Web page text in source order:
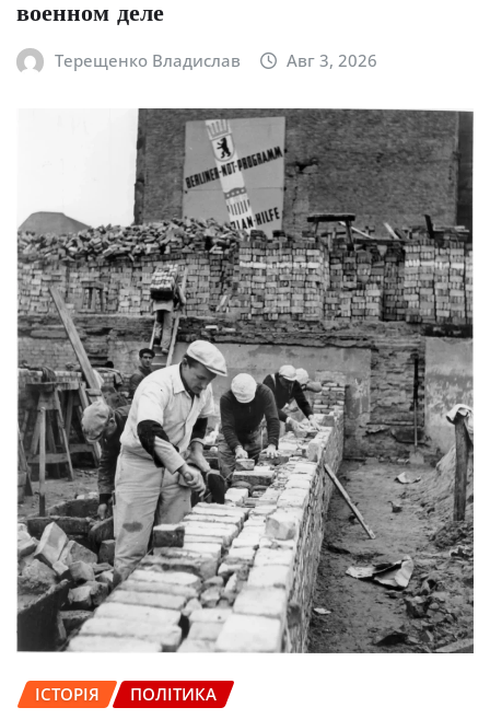
военном деле
Терещенко Владислав Авг 3, 2026
ІСТОРІЯ ПОЛІТИКА